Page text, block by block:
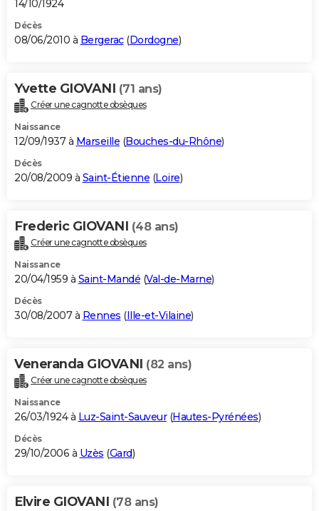
14/10/1924
Décès
08/06/2010 à Bergerac(Dordogne)
Yvette GIOVANI (71 ans)
Créer une cagnotte obsèques
Naissance
12/09/1937 à Marseille (Bouches-du-Rhône)
Décès
20/08/2009 à Saint-Étienne (Loire)
Frederic GIOVANI (48 ans)
Créer une cagnotte obsèques
Naissance
20/04/1959 à Saint-Mandé (Val-de-Marne)
Décès
30/08/2007 à Rennes (Ille-et-Vilaine)
Veneranda GIOVANI (82 ans)
Créer une cagnotte obsèques
Naissance
26/03/1924 à Luz-Saint-Sauveur(Hautes-Pyrénées)
Décès
29/10/2006 à Uzès (Gard)
Elvire GIOVANI (78 ans)